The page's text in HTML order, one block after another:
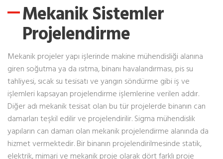
Mekanik Sistemler
Projelendirme
Mekanik projeler yapı işlerinde makine mühendisliği alanına
giren soğutma ya da ısıtma, binanı havalandırması, pis su
tahliyesi, sıcak su tesisatı ve yangın söndürme gibi iş ve
işlemleri kapsayan projelendirme işlemlerine verilen addır.
Diğer adı mekanik tesisat olan bu tür projelerde binanın can
damarları teşkil edilir ve projelendirilir. Sigma mühendislik
yapıların can damarı olan mekanik projelendirme alanında da
hizmet vermektedir. Bir binanın projelendirilmesinde statik,
elektrik, mimari ve mekanik proje olarak dört farklı proje